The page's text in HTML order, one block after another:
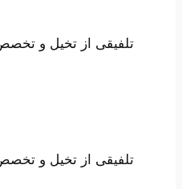
تلفیقی از تخیل و
تلفیقی از تخیل و